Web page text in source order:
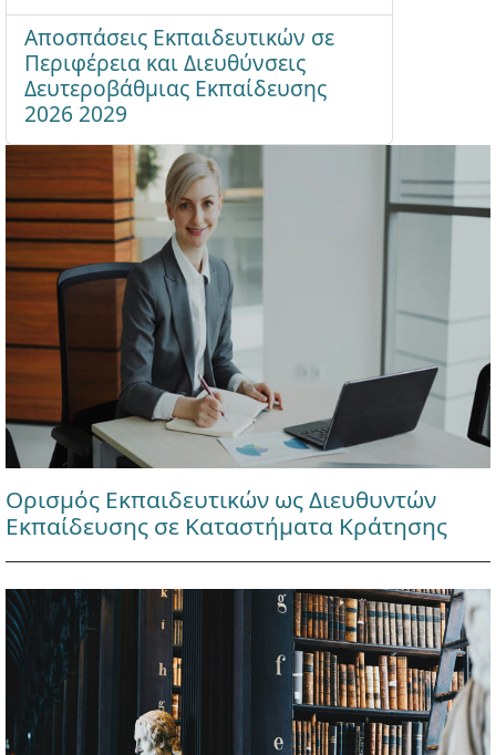
Αποσπάσεις Εκπαιδευτικών σε
Περιφέρεια και Διευθύνσεις
Δευτεροβάθμιας Εκπαίδευσης
2026 2029
Ορισμός Εκπαιδευτικών ως Διευθυντών
Εκπαίδευσης σε Καταστήματα Κράτησης